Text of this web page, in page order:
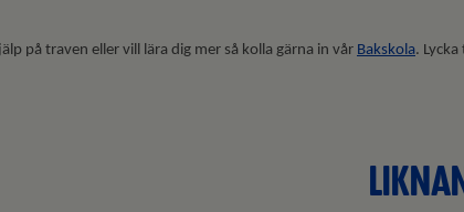
på traven eller vill lära dig mer så kolla gärna in vår Bakskola.